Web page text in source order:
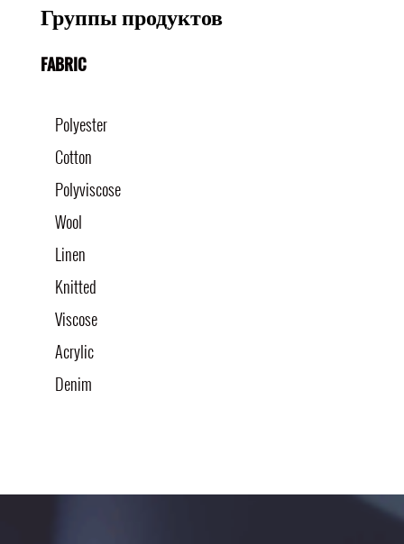
Группы продуктов
FABRIC
Polyester
Cotton
Polyviscose
Wool
Linen
Knitted
Viscose
Acrylic
Denim